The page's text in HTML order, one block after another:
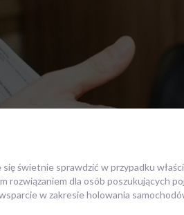
świetnie sprawdzić w przypadku
rozwiązaniem dla osób poszukujących
w zakresie holowania